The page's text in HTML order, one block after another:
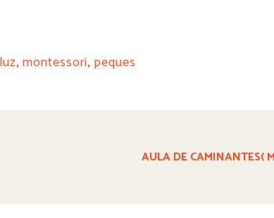
, montessori, peques
AULA DE